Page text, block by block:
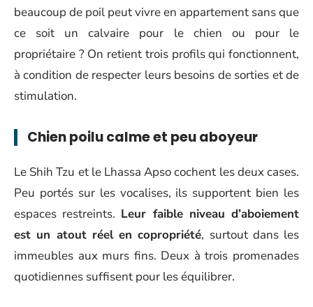
beaucoup de poil peut vivre en appartement sans que
ce soit un calvaire pour le chien ou pour le
propriétaire ? On retient trois profils qui fonctionnent,
à condition de respecter leurs besoins de sorties et de
stimulation.
Chien poilu calme et peu aboyeur
Le Shih Tzu et le Lhassa Apso cochent les deux cases.
Peu portés sur les vocalises, ils supportent bien les
espaces restreints. Leur faible niveau d’aboiement
est un atout réel en copropriété, surtout dans les
immeubles aux murs fins. Deux à trois promenades
quotidiennes suffisent pour les équilibrer.